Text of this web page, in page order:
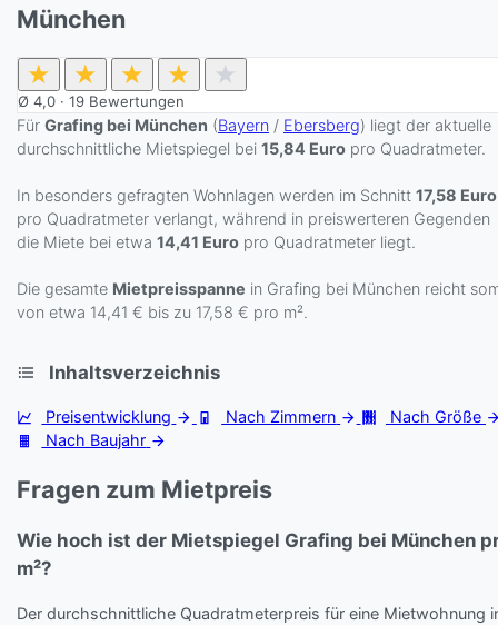
München
★ ★ ★ ★ ★
Ø 4,0 · 19 Bewertungen
Für Grafing bei München (Bayern / Ebersberg) liegt der aktuelle
durchschnittliche Mietspiegel bei 15,84 Euro pro Quadratmeter.
In besonders gefragten Wohnlagen werden im Schnitt 17,58 Euro
pro Quadratmeter verlangt, während in preiswerteren Gegenden
die Miete bei etwa 14,41 Euro pro Quadratmeter liegt.
Die gesamte Mietpreisspanne in Grafing bei München reicht
von etwa 14,41 € bis zu 17,58 € pro m².
Inhaltsverzeichnis
Preisentwicklung Nach Zimmern
Nach Größe
Nach Baujahr
Fragen zum Mietpreis
Wie hoch ist der Mietspiegel Grafing bei München
m²?
Der durchschnittliche Quadratmeterpreis für eine Mietwohnung